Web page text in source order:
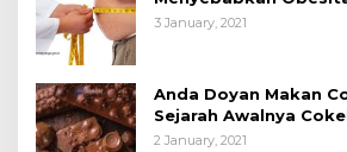
3 January, 2021
Anda Doyan Makan
Sejarah Awalnya
2 January, 2021